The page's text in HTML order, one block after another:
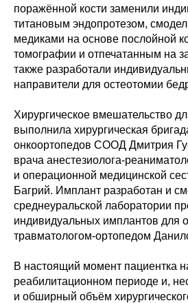
поражённой кости заменили
титановым эндопротезом,
медиками на основе послойной
томографии и отпечатанным на
также разработали
направители для остеотомии
Хирургическое вмешательство
выполнила хирургическая
онкоортопедов СООД Дмитрия
врача анестезиолога-
и операционной медицинской
Багрий. Имплант разработан и
среднеуральской лаборатории
индивидуальных имплантов для
травматологом-ортопедом
В настоящий момент пациентка
реабилитационном периоде и,
и обширный объём